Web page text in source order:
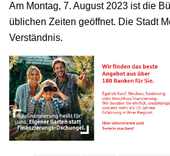
Am Montag, 7. August 2023 ist die
üblichen Zeiten geöffnet. Die Stadt
Verständnis.